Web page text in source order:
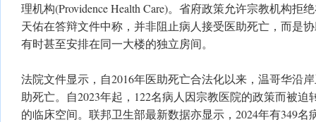
理机构(Providence Health Care)。省府政策允许宗教机构拒
天佑在答辩文件中称，并非阻止病人接受医助死亡，而是
有时甚至安排在同一大楼的独立房间。
法院文件显示，自2016年医助死亡合法化以来，温哥华沿
助死亡。自2023年起，122名病人因宗教医院的政策而被迫
的临床空间。联邦卫生部最新数据亦显示，2024年有349